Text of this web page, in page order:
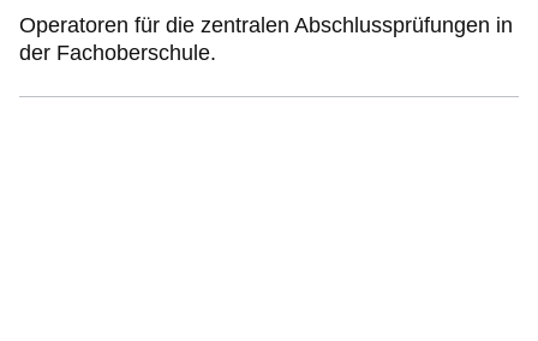
Operatoren für die zentralen Abschlussprüfungen in
der Fachoberschule.